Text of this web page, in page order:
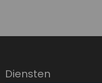
Diensten